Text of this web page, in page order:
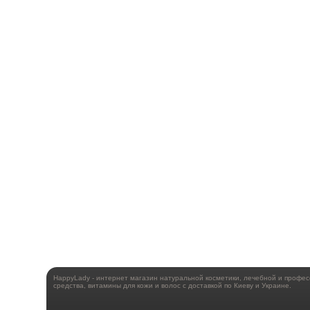
HappyLady - интернет магазин натуральной косметики, лечебной и
средства, витамины для кожи и волос с доставкой по Киеву и Украине.